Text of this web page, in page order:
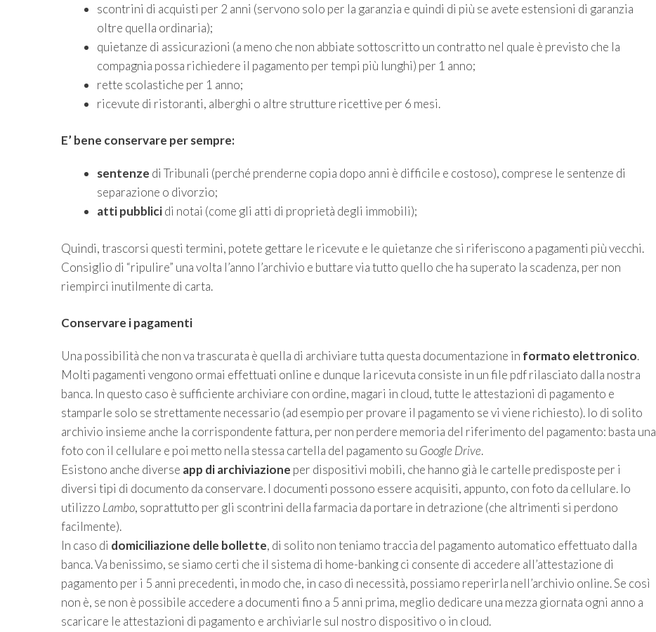
scontrini di acquisti per 2 anni (servono solo per la garanzia e quindi di più se avete estensioni di garanzia
oltre quella ordinaria);
quietanze di assicurazioni (a meno che non abbiate sottoscritto un contratto nel quale è previsto che la
compagnia possa richiedere il pagamento per tempi più lunghi) per 1 anno;
rette scolastiche per 1 anno;
ricevute di ristoranti, alberghi o altre strutture ricettive per 6 mesi.
E’ bene conservare per sempre:
sentenze di Tribunali (perché prenderne copia dopo anni è difficile e costoso), comprese le sentenze di
separazione o divorzio;
atti pubblicidi notai (come gli atti di proprietà degli immobili);
Quindi, trascorsi questi termini, potete gettare le ricevute e le quietanze che si riferiscono a pagamenti più vecchi.
Consiglio di “ripulire” una volta l’anno l’archivio e buttare via tutto quello che ha superato la scadenza, per non
riempirci inutilmente di carta.
Conservare i pagamenti
Una possibilità che non va trascurata è quella di archiviare tutta questa documentazione in formato elettronico.
Molti pagamenti vengono ormai effettuati online e dunque la ricevuta consiste in un file pdf rilasciato dalla nostra
banca. In questo caso è sufficiente archiviare con ordine, magari in cloud, tutte le attestazioni di pagamento e
stamparle solo se strettamente necessario (ad esempio per provare il pagamento se vi viene richiesto). Io di solito
archivio insieme anche la corrispondente fattura, per non perdere memoria del riferimento del pagamento: basta una
foto con il cellulare e poi metto nella stessa cartella del pagamento su Google Drive.
Esistono anche diverse app di archiviazione per dispositivi mobili, che hanno già le cartelle predisposte per i
diversi tipi di documento da conservare. I documenti possono essere acquisiti, appunto, con foto da cellulare. Io
utilizzo Lambo, soprattutto per gli scontrini della farmacia da portare in detrazione (che altrimenti si perdono
facilmente).
In caso di domiciliazione delle bollette, di solito non teniamo traccia del pagamento automatico effettuato dalla
banca. Va benissimo, se siamo certi che il sistema di home-banking ci consente di accedere all’attestazione di
pagamento per i 5 anni precedenti, in modo che, in caso di necessità, possiamo reperirla nell’archivio online. Se così
non è, se non è possibile accedere a documenti fino a 5 anni prima, meglio dedicare una mezza giornata ogni anno a
scaricare le attestazioni di pagamento e archiviarle sul nostro dispositivo o in cloud.